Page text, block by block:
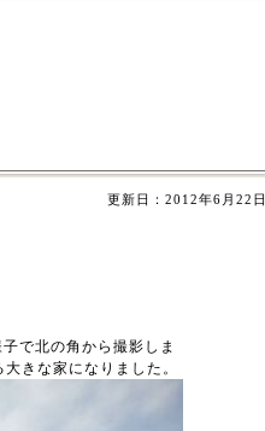
更新日： 2012年6月22日
で北の角から撮影しま
きな家になりました。